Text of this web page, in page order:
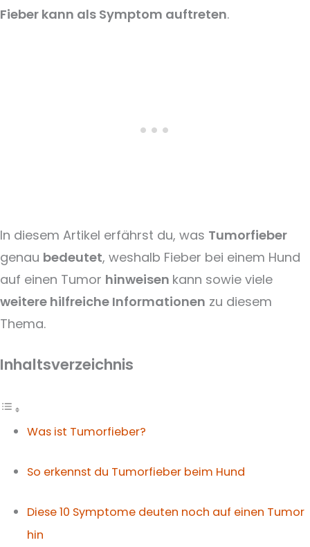
Fieber kann als Symptom auftreten.
In diesem Artikel erfährst du, was Tumorfieber
genau bedeutet, weshalb Fieber bei einem Hund
auf einen Tumor hinweisen kann sowie viele
weitere hilfreiche Informationen zu diesem
Thema.
Inhaltsverzeichnis
Was ist Tumorfieber?
So erkennst du Tumorfieber beim Hund
Diese 10 Symptome deuten noch auf einen Tumor
hin